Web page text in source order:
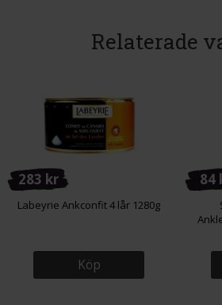
Relaterade
283 kr
Labeyrie Ankconfit 4 lår 1280g
Köp
84